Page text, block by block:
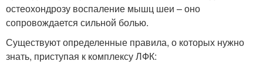
остеохондрозу воспаление мышц шеи – оно
сопровождается сильной болью.
Существуют определенные правила, о которых нужно
знать, приступая к комплексу ЛФК: